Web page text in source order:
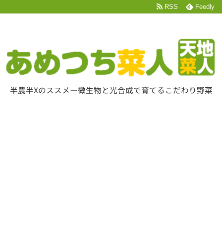
半農半Xのススメー微生物と光合成で育てるこだわり野菜
RSS Feedly